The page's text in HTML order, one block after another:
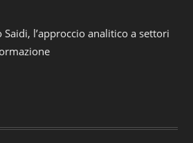
Saidi, l’approccio analitico a settori